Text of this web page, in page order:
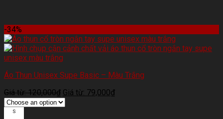
-34%
Áo Thun Unisex Supe Basic – Màu Trắng
Giá từ:120,000₫ Giá từ: 79,000₫
S